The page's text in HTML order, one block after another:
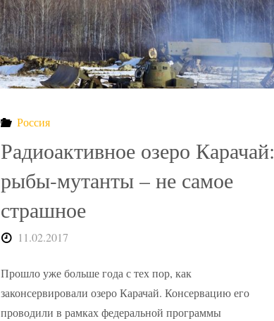
РАО
мешает
нестабильное
Россия
Радиоактивное озеро Карачай:
рыбы-мутанты – не самое
страшное
11.02.2017
Прошло уже больше года с тех пор, как
законсервировали озеро Карачай. Консервацию его
проводили в рамках федеральной программы